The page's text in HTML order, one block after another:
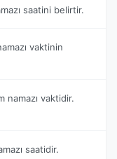
saatini belirtir.
vaktinin
namazı vaktidir.
saatidir.